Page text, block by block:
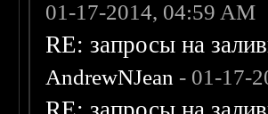
01-17-2014, 04:59 AM
RE: запросы на
AndrewNJean - 01-17-